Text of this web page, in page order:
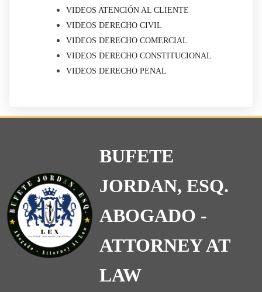
VIDEOS ATENCIÓN AL CLIENTE
VIDEOS DERECHO CIVIL
VIDEOS DERECHO COMERCIAL
VIDEOS DERECHO CONSTITUCIONAL
VIDEOS DERECHO PENAL
BUFETE
JORDAN, ESQ.
ABOGADO -
ATTORNEY AT
LAW